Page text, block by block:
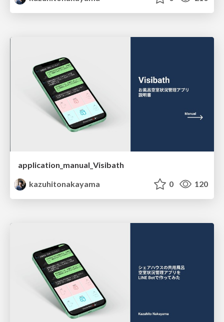
application_manual_Visibath
kazuhitonakayama
0 120